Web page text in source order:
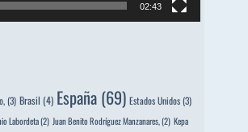
02:43
(3) Brasil (4) España (69) Estados Unidos(3)
Labordeta(2) Juan Benito Rodríguez Manzanares, (2) Kepa